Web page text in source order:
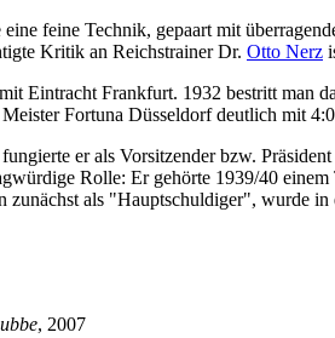
feine Technik, gepaart mit
Kritik an Reichstrainer Dr. Otto Nerz
Eintracht Frankfurt. 1932 bestritt man
Fortuna Düsseldorf deutlich mit
fungierte er als Vorsitzender bzw.
Rolle: Er gehörte 1939/40
als "Hauptschuldiger", wurde
, 2007